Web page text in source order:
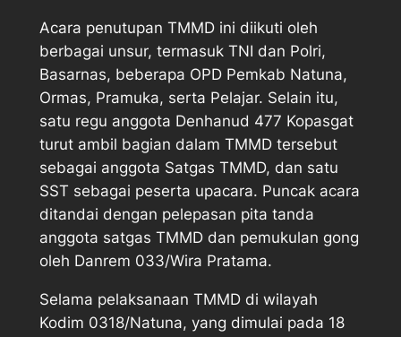
Acara penutupan TMMD ini diikuti oleh
berbagai unsur, termasuk TNI dan Polri,
Basarnas, beberapa OPD Pemkab Natuna,
Ormas, Pramuka, serta Pelajar. Selain itu,
satu regu anggota Denhanud 477 Kopasgat
turut ambil bagian dalam TMMD tersebut
sebagai anggota Satgas TMMD, dan satu
SST sebagai peserta upacara. Puncak acara
ditandai dengan pelepasan pita tanda
anggota satgas TMMD dan pemukulan gong
oleh Danrem 033/Wira Pratama.
Selama pelaksanaan TMMD di wilayah
Kodim 0318/Natuna, yang dimulai pada 18